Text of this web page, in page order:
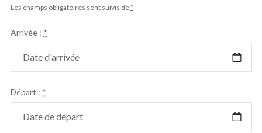
Les champs obligatoires sont suivis de*
Arrivée : *
Départ : *